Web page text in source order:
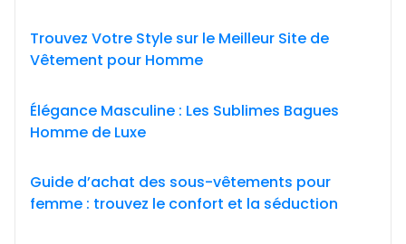
Trouvez Votre Style sur le Meilleur Site de
Vêtement pour Homme
Élégance Masculine : Les Sublimes Bagues
Homme de Luxe
Guide d’achat des sous-vêtements pour
femme : trouvez le confort et la séduction